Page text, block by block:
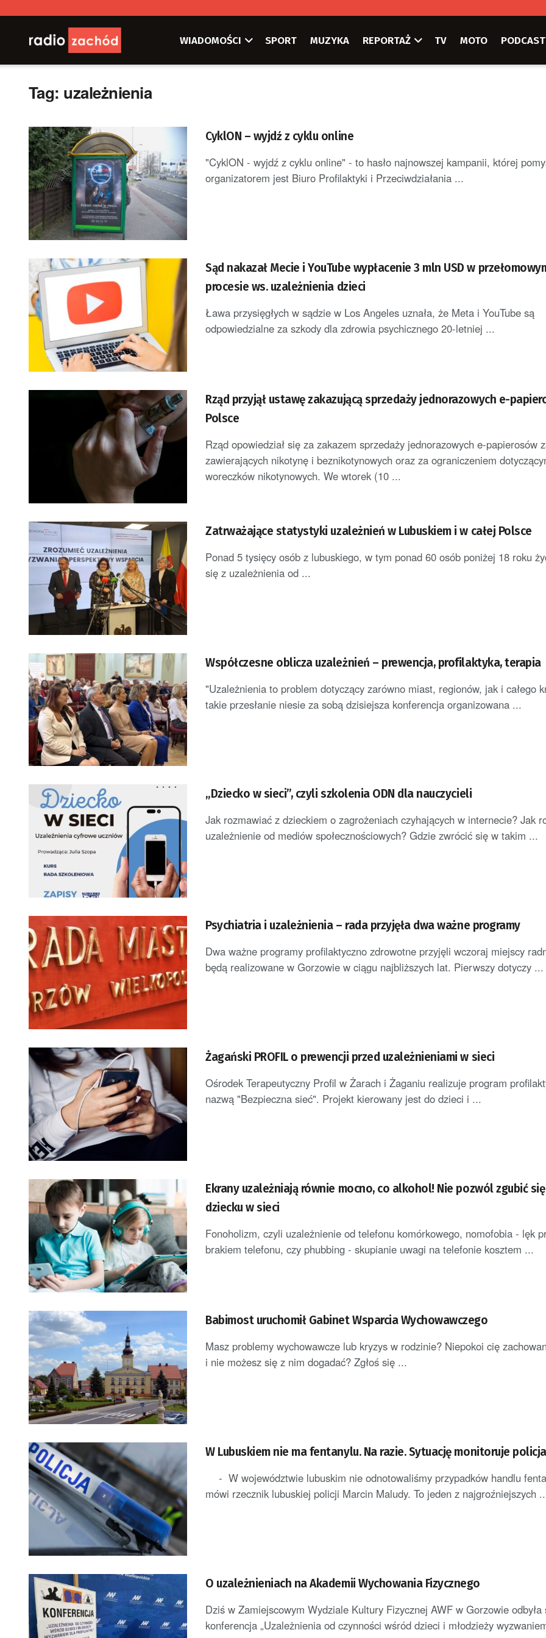
WIADOMOŚCI SPORT MUZYKA REPORTAŻ TV MOTO
Tag: uzależnienia
CyklON – wyjdź z cyklu online
"CyklON - wyjdź z cyklu online" - to hasło najnowszej kampanii, której
organizatorem jest Biuro Profilaktyki i Przeciwdziałania ...
Sąd nakazał Mecie i YouTube wypłacenie 3 mln USD w
procesie ws. uzależnienia dzieci
Ława przysięgłych w sądzie w Los Angeles uznała, że Meta i YouTube są
odpowiedzialne za szkody dla zdrowia psychicznego 20-letniej ...
Rząd przyjął ustawę zakazującą sprzedaży jednorazowych e-
Polsce
Rząd opowiedział się za zakazem sprzedaży jednorazowych e-papierosów
zawierających nikotynę i beznikotynowych oraz za ograniczeniem
woreczków nikotynowych. We wtorek (10 ...
Zatrważające statystyki uzależnień w Lubuskiem i w całej Polsce
Ponad 5 tysięcy osób z lubuskiego, w tym ponad 60 osób poniżej 18 roku
się z uzależnienia od ...
Współczesne oblicza uzależnień – prewencja, profilaktyka, terapia
"Uzależnienia to problem dotyczący zarówno miast, regionów, jak i całego
takie przesłanie niesie za sobą dzisiejsza konferencja organizowana ...
„Dziecko w sieci”, czyli szkolenia ODN dla nauczycieli
Jak rozmawiać z dzieckiem o zagrożeniach czyhających w internecie? Jak
uzależnienie od mediów społecznościowych? Gdzie zwrócić się w takim ...
Psychiatria i uzależnienia – rada przyjęła dwa ważne programy
Dwa ważne programy profilaktyczno zdrowotne przyjęli wczoraj miejscy
będą realizowane w Gorzowie w ciągu najbliższych lat. Pierwszy dotyczy ...
Żagański PROFIL o prewencji przed uzależnieniami w sieci
Ośrodek Terapeutyczny Profil w Żarach i Żaganiu realizuje program
nazwą "Bezpieczna sieć". Projekt kierowany jest do dzieci i ...
Ekrany uzależniają równie mocno, co alkohol! Nie pozwól zgubić
dziecku w sieci
Fonoholizm, czyli uzależnienie od telefonu komórkowego, nomofobia - lęk
brakiem telefonu, czy phubbing - skupianie uwagi na telefonie kosztem ...
Babimost uruchomił Gabinet Wsparcia Wychowawczego
Masz problemy wychowawcze lub kryzys w rodzinie? Niepokoi cię
i nie możesz się z nim dogadać? Zgłoś się ...
W Lubuskiem nie ma fentanylu. Na razie. Sytuację monitoruje policja
- W województwie lubuskim nie odnotowaliśmy przypadków handlu
mówi rzecznik lubuskiej policji Marcin Maludy. To jeden z najgroźniejszych
O uzależnieniach na Akademii Wychowania Fizycznego
Dziś w Zamiejscowym Wydziale Kultury Fizycznej AWF w Gorzowie odbyła
konferencja „Uzależnienia od czynności wśród dzieci i młodzieży